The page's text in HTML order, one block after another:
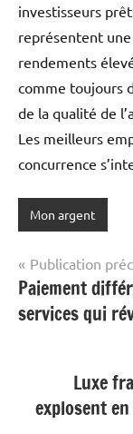
investisseurs
représentent
rendements
comme toujours
de la qualité de
Les meilleurs
concurrence
Mon argent
Navigation
de
l’article
Publication
Paiement
services qui
Luxe
explosent